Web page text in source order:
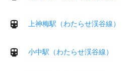
上神梅駅（わたらせ渓谷線）
小中駅（わたらせ渓谷線）